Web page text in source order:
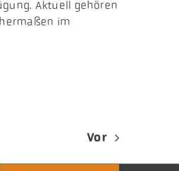
Aktuell gehören
im
Vor